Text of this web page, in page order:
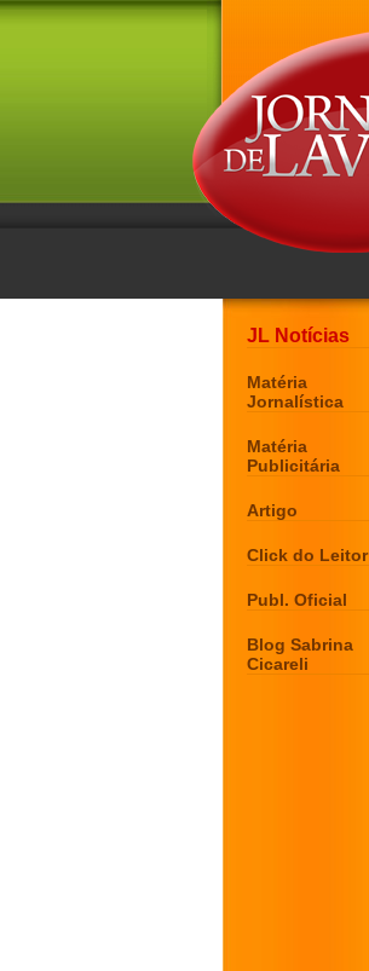
JL Notícias
Matéria
Jornalística
Matéria
Publicitária
Artigo
Click do Leitor
Publ. Oficial
Blog Sabrina
Cicareli